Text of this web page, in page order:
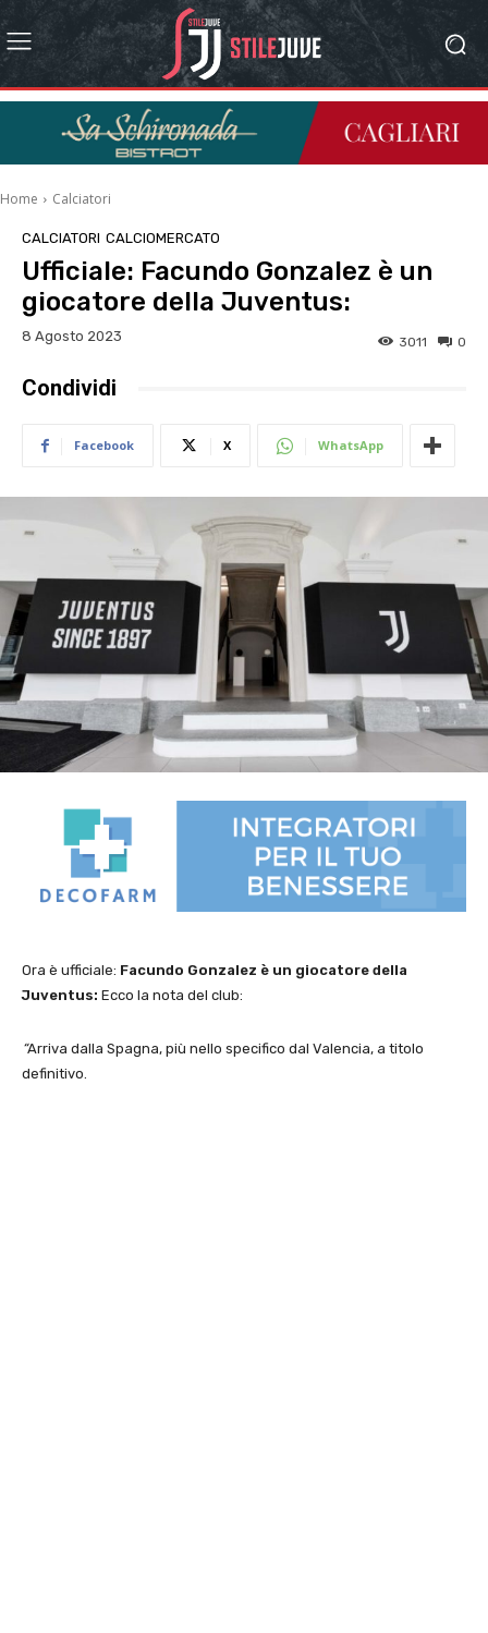
Home Calciatori
CALCIATORI CALCIOMERCATO
Ufficiale: Facundo Gonzalez è un
giocatore della Juventus:
8 Agosto 2023 0
3011
Condividi
Facebook X WhatsApp
Ora è ufficiale: Facundo Gonzalez è un giocatore della
Juventus: Ecco la nota del club:
“Arriva dalla Spagna, più nello specifico dal Valencia, a titolo
definitivo.